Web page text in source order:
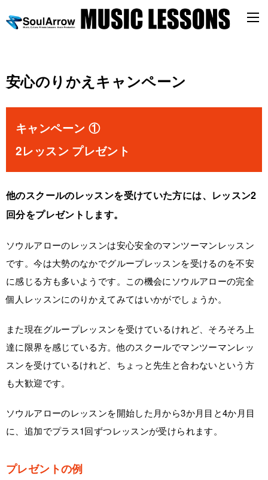
安心のりかえキャンペーン
キャンペーン ①
2レッスン プレゼント
他のスクールのレッスンを受けていた方には、レッスン2
回分をプレゼントします。
ソウルアローのレッスンは安心安全のマンツーマンレッスン
です。今は大勢のなかでグループレッスンを受けるのを不安
に感じる方も多いようです。この機会にソウルアローの完全
個人レッスンにのりかえてみてはいかがでしょうか。
また現在グループレッスンを受けているけれど、そろそろ上
達に限界を感じている方。他のスクールでマンツーマンレッ
スンを受けているけれど、ちょっと先生と合わないという方
も大歓迎です。
ソウルアローのレッスンを開始した月から3か月目と4か月目
に、追加でプラス1回ずつレッスンが受けられます。
プレゼントの例